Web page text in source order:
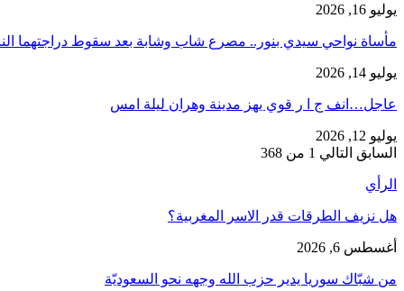
يوليو 16, 2026
مأساة نواحي سيدي بنور.. مصرع شاب وشابة بعد سقوط دراجتهما
يوليو 14, 2026
عاجل…انف ج ا ر قوي يهز مدينة وهران ليلة امس
يوليو 12, 2026
السابق التالي 1 من 368
الرأي
هل نزيف الطرقات قدر الاسر المغربية؟
أغسطس 6, 2026
من شبّاك سوريا يدير حزب الله وجهه نحو السعوديّة